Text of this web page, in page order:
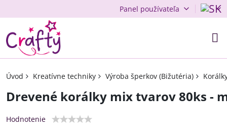
Panel používateľa
Úvod Kreatívne techniky Výroba šperkov (Bižutéria)
Drevené korálky mix tvarov 80ks -
Hodnotenie